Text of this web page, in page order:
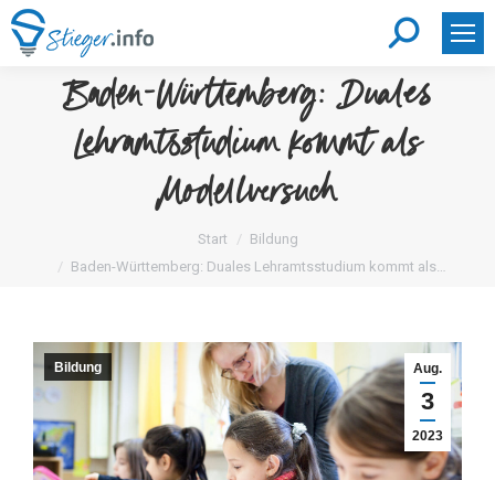
Search:
Baden-Württemberg: Duales
Lehramtsstudium kommt als
Modellversuch
Sie befinden sich hier:Start
Bildung
Baden-Württemberg: Duales Lehramtsstudium kommt als…
Aug.
3
2023
Bildung